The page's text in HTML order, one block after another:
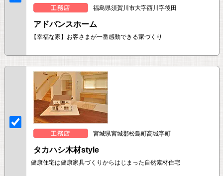
福島県須賀川市大字西川字後田
アドバンスホーム
【幸福な家】お客さまが一番感動できる家づくり
宮城県宮城郡松島町高城字町
タカハシ木材style
健康住宅は健康家具づくりからはじまった自然素材住宅